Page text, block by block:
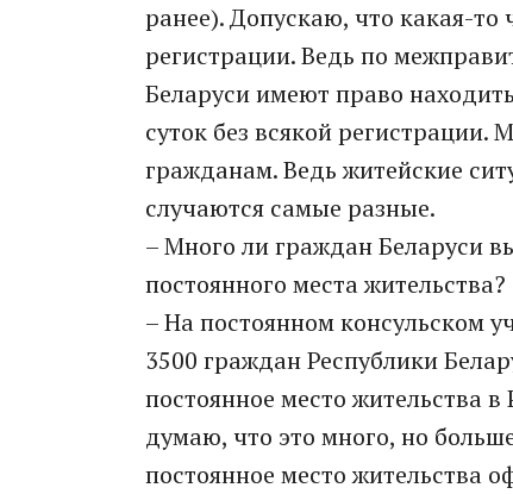
ранее). Допускаю, что какая-
регистрации. Ведь по
Беларуси имеют право
суток без всякой
гражданам. Ведь житейские
случаются самые разные.
– Много ли граждан Беларуси
постоянного места жительства?
– На постоянном консульском
3500 граждан Республики
постоянное место жительства
думаю, что это много, но
постоянное место жительства